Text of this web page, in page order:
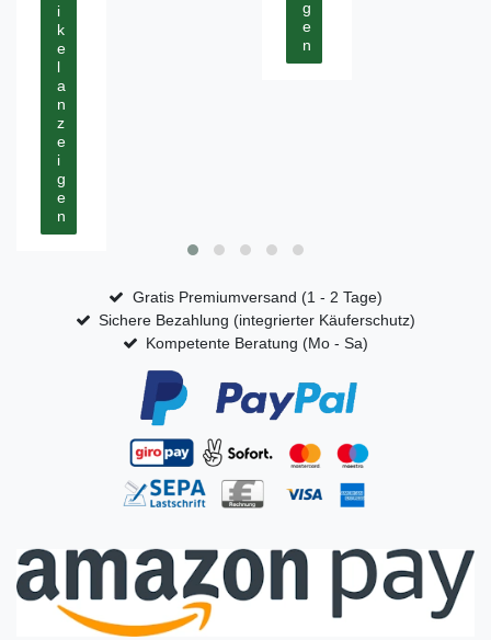
i
k
e
l
a
n
z
e
i
g
e
n
g
e
n
Gratis Premiumversand (1 - 2 Tage)
Sichere Bezahlung (integrierter Käuferschutz)
Kompetente Beratung (Mo - Sa)